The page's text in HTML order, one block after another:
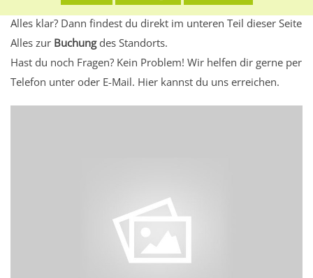
Werbeinhalten informieren.
Alles klar? Dann findest du direkt im unteren Teil dieser Seite
Alles zur Buchungdes Standorts.
Hast du noch Fragen? Kein Problem! Wir helfen dir gerne per
Telefon unter oder E-Mail. Hier kannst du uns erreichen.